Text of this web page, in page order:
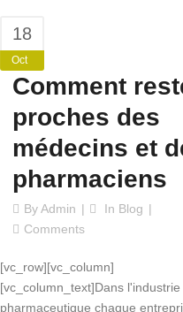
18
Oct
Comment
proches des
médecins et
pharmaciens
ByAdmin In Blog
Comments
[vc_row][vc_column]
[vc_column_text]Dans l'industrie
pharmaceutique chaque